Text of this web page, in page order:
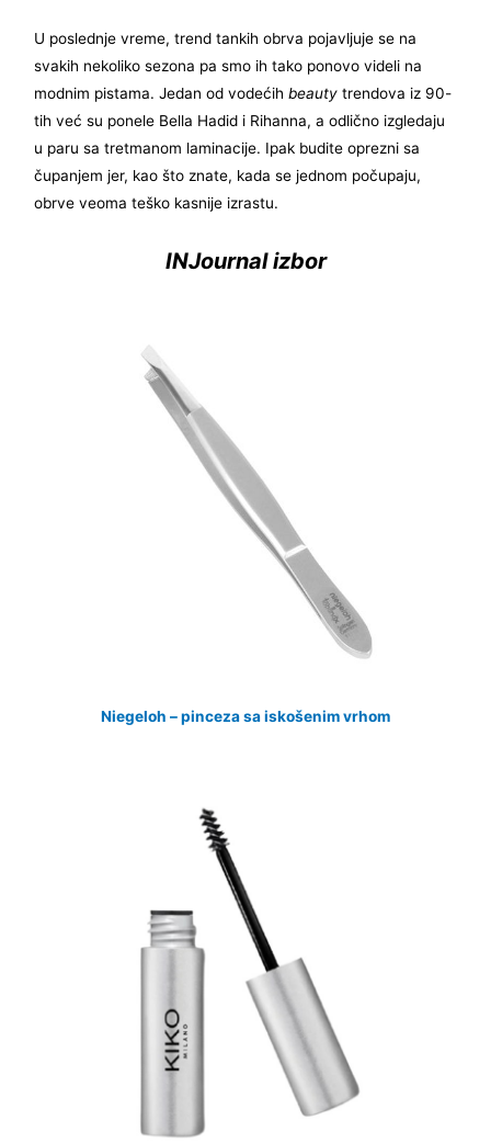
U poslednje vreme, trend tankih obrva pojavljuje se na
svakih nekoliko sezona pa smo ih tako ponovo videli na
modnim pistama. Jedan od vodećihbeauty trendova iz 90-
tih već su ponele Bella Hadid i Rihanna, a odlično izgledaju
u paru sa tretmanom laminacije. Ipak budite oprezni sa
čupanjem jer, kao što znate, kada se jednom počupaju,
obrve veoma teško kasnije izrastu.
INJournal izbor
Niegeloh – pinceza sa iskošenim vrhom